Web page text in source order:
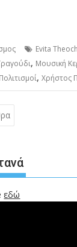
Evita
, Μουσική
,Χρήστος
εδώ